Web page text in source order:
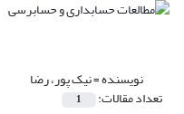
نویسنده =نیک پور، رضا
تعداد مقالات: 1